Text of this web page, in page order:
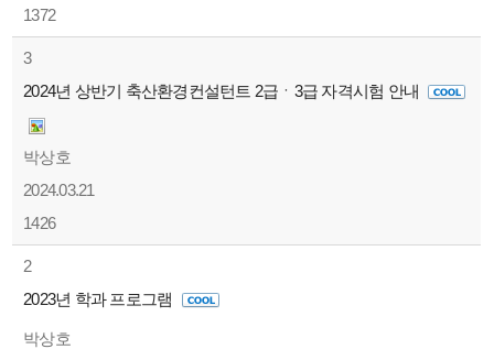
1372
3
2024년 상반기 축산환경컨설턴트 2급ㆍ3급 자격시험 안내
박상호
2024.03.21
1426
2
2023년 학과 프로그램
박상호